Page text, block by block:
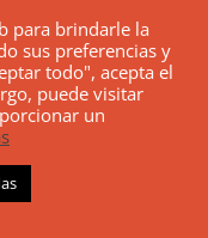
para brindarle la
sus preferencias y
todo", acepta el
puede visitar
un